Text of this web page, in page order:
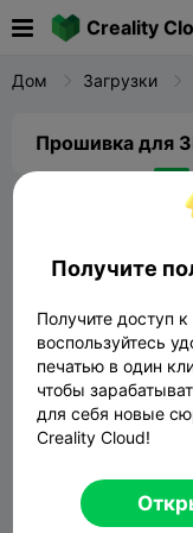
Creality
Дом Загрузки
Прошивка для
Flagship Series
K2 SE K2
Версия
(1.1.0.44или выше
Многоцветный
Получите
Получите доступ
воспользуйтесь
печатью в один
чтобы
для себя новые
Creality Cloud!